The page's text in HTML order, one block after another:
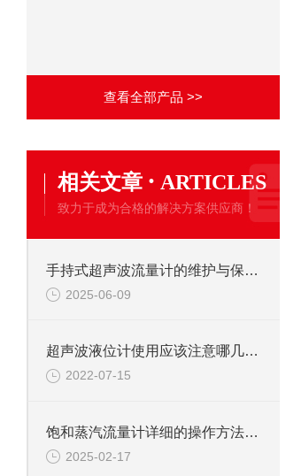
查看全部产品 >>
相关文章 · ARTICLES
致力于成为合格的解决方案供应商！
手持式超声波流量计的维护与保养方法
2025-06-09
超声波液位计使用应该注意哪几方面
2022-07-15
饱和蒸汽流量计详细的操作方法如下
2025-02-17